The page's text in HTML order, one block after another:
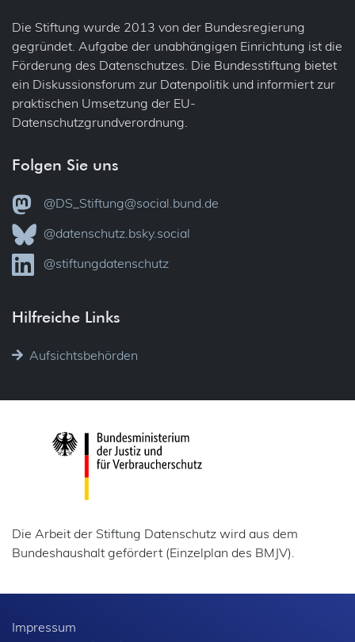
Die Stiftung wurde 2013 von der Bundesregierung
gegründet. Aufgabe der unabhängigen Einrichtung ist die
Förderung des Datenschutzes. Die Bundesstiftung bietet
ein Diskussionsforum zur Datenpolitik und informiert zur
praktischen Umsetzung der EU-
Datenschutzgrundverordnung.
Folgen Sie uns
@DS_Stiftung@social.bund.de
@datenschutz.bsky.social
@stiftungdatenschutz
Hilfreiche Links
Aufsichtsbehörden
Die Arbeit der Stiftung Datenschutz wird aus dem
Bundeshaushalt gefördert (Einzelplan des BMJV).
Impressum